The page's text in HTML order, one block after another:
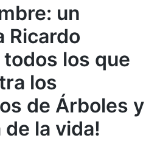
un
Ricardo
los que
los
de Árboles y
la vida!